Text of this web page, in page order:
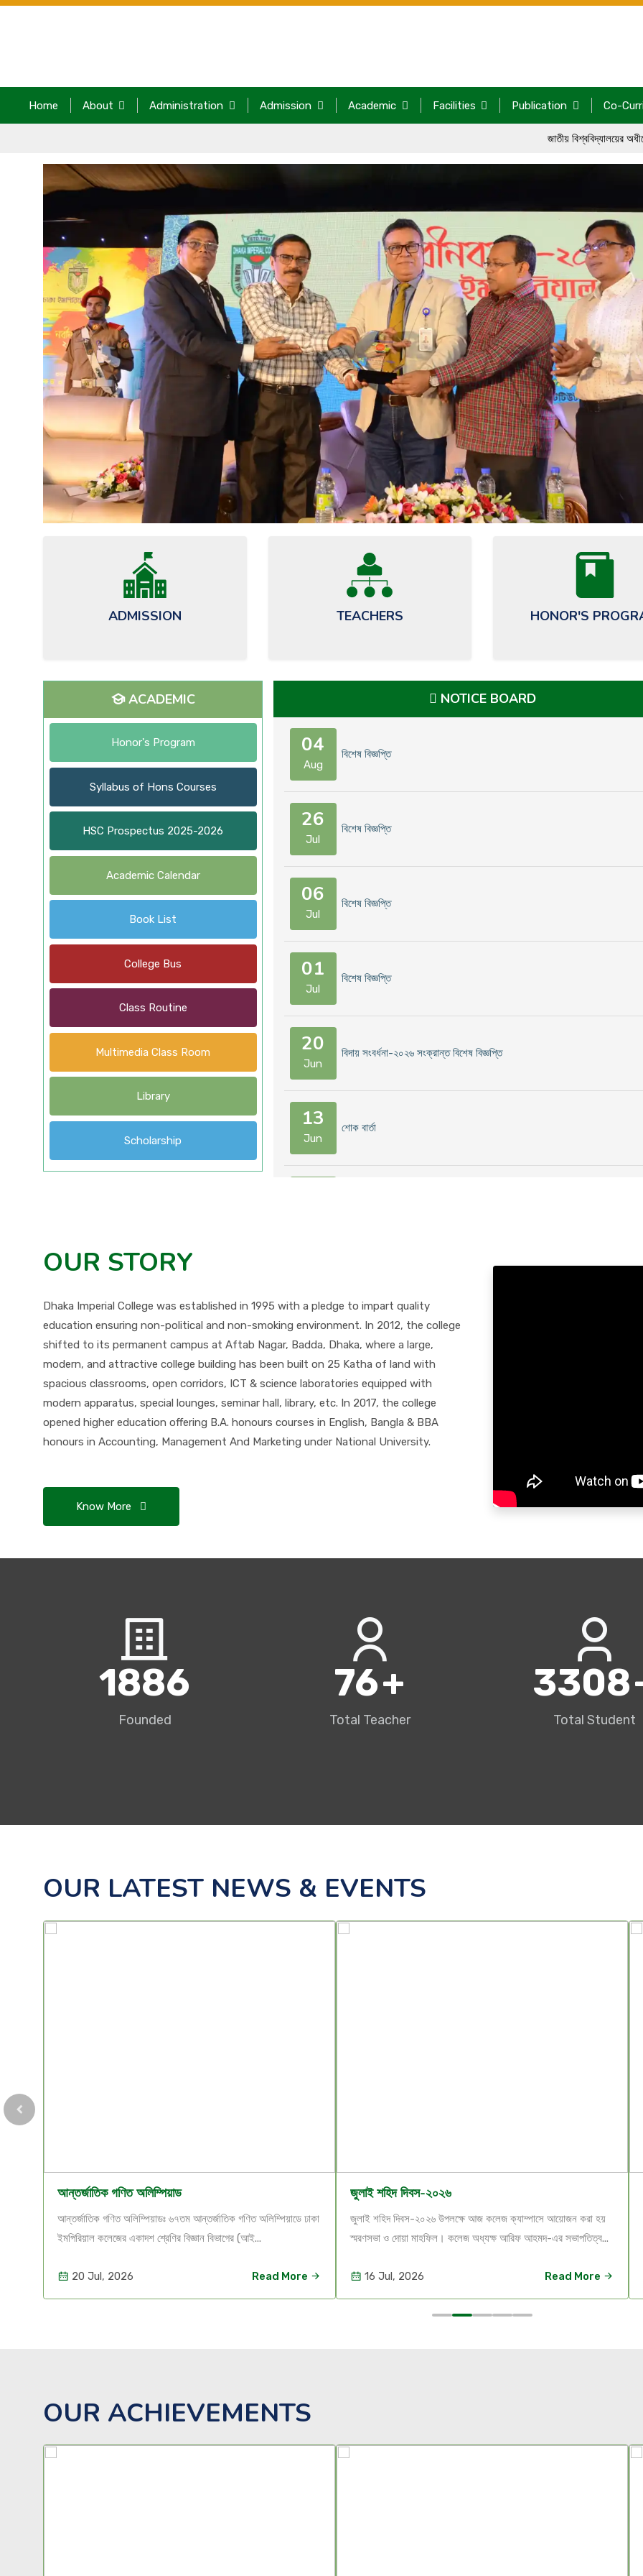
Home About Administration Admission Academic Facilities Publication Co-
জাতীয় বিশ্ববিদ্যালয়ের অধীনে ঢাকা
ANNUAL SPORTS-2025
ADMISSION TEACHERS HONOR'S
ACADEMIC
Honor's Program
Syllabus of Hons Courses
HSC Prospectus 2025-2026
Academic Calendar
Book List
College Bus
Class Routine
Multimedia Class Room
Library
Scholarship
NOTICE BOARD
04
Aug
বিশেষ বিজ্ঞপ্তি
26
Jul
বিশেষ বিজ্ঞপ্তি
06
Jul
বিশেষ বিজ্ঞপ্তি
01
Jul
বিশেষ বিজ্ঞপ্তি
20
Jun
বিদায় সংবর্ধনা-২০২৬ সংক্রান্ত বিশেষ বিজ্ঞপ্তি
13
Jun
শোক বার্তা
24
May
শিক্ষার্থী অভিভাবকসহ সংশ্লিষ্ট সকলের প্রতি সতর্কতা ও সচেনতামূলক বার্তা
21
May
ঈদুল আযহা উপলক্ষে কলেজ ছুটির নোটিশ
OUR STORY
Dhaka Imperial College was established in 1995 with a pledge to impart quality
education ensuring non-political and non-smoking environment. In 2012, the college
shifted to its permanent campus at Aftab Nagar, Badda, Dhaka, where a large,
modern, and attractive college building has been built on 25 Katha of land with
spacious classrooms, open corridors, ICT & science laboratories equipped with
modern apparatus, special lounges, seminar hall, library, etc. In 2017, the college
opened higher education offering B.A. honours courses in English, Bangla & BBA
honours in Accounting, Management And Marketing under National University.
Know More
1995
Founded
80+
Total Teacher
3500
Total Student
OUR LATEST NEWS & EVENTS
আন্তর্জাতিক গণিত অলিম্পিয়াড
আন্তর্জাতিক গণিত অলিম্পিয়াডঃ ৬৭তম আন্তর্জাতিক গণিত অলিম্পিয়াডে ঢাকা
ইমপিরিয়াল কলেজের একাদশ শ্রেণির বিজ্ঞান বিভাগের (আই...
20 Jul, 2026 Read More
জুলাই শহিদ দিবস-২০২৬
জুলাই শহিদ দিবস-২০২৬ উপলক্ষে আজ কলেজ ক্যাম্পাসে আয়োজন করা হয়
স্মরণসভা ও দোয়া মাহফিল। কলেজ অধ্যক্ষ আরিফ আহমদ-এর সভাপতিত্ব...
16 Jul, 2026 Read More
OUR ACHIEVEMENTS